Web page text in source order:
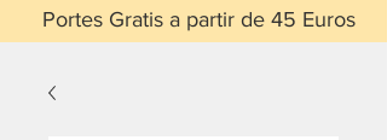
a partir de 45 Euros